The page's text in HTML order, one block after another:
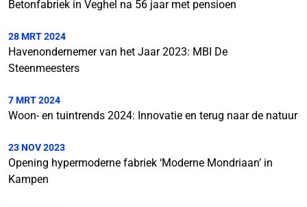
Betonfabriek in Veghel na 56 jaar met pensioen
28 MRT 2024
Havenondernemer van het Jaar 2023: MBI De
Steenmeesters
7 MRT 2024
Woon- en tuintrends 2024: Innovatie en terug naar de natuur
23 NOV 2023
Opening hypermoderne fabriek ‘Moderne Mondriaan’ in
Kampen